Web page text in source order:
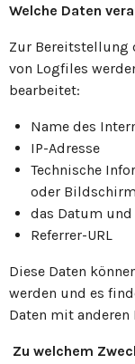
Welche Daten
Zur Bereitstellung
von Logfiles
bearbeitet:
Name des
IP-Adresse
Technische
oder
das Datum
Referrer-URL
Diese Daten
werden und es
Daten mit
Zu welchem